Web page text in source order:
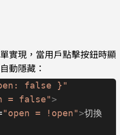
實現，當用戶點擊按鈕時顯
動隱藏：
false }"
= false">
"open = !open">切換